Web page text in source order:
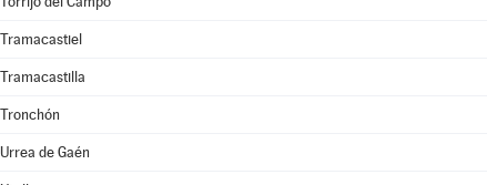
Tramacastiel
Tramacastilla
Tronchón
Urrea de Gaén